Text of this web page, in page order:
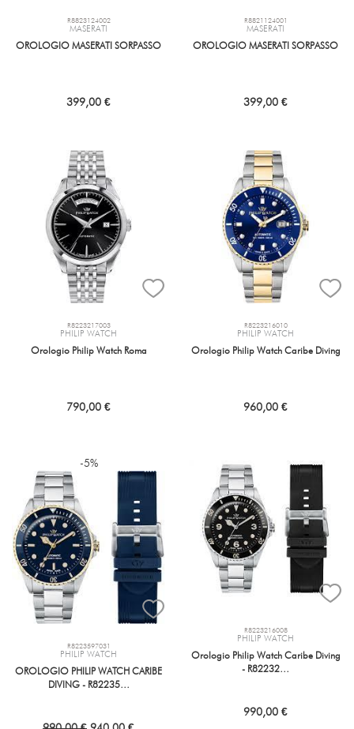
R8823124002
MASERATI
OROLOGIO MASERATI SORPASSO
399,00 €
R8821124001
MASERATI
OROLOGIO MASERATI SORPASSO
399,00 €
R8223217003
PHILIP WATCH
Orologio Philip Watch Roma
790,00 €
R8223216010
PHILIP WATCH
Orologio Philip Watch Caribe Diving
960,00 €
-5%
R8223597031
PHILIP WATCH
OROLOGIO PHILIP WATCH CARIBE
DIVING - R82235…
R8223216008
PHILIP WATCH
Orologio Philip Watch Caribe Diving
- R82232…
990,00 €